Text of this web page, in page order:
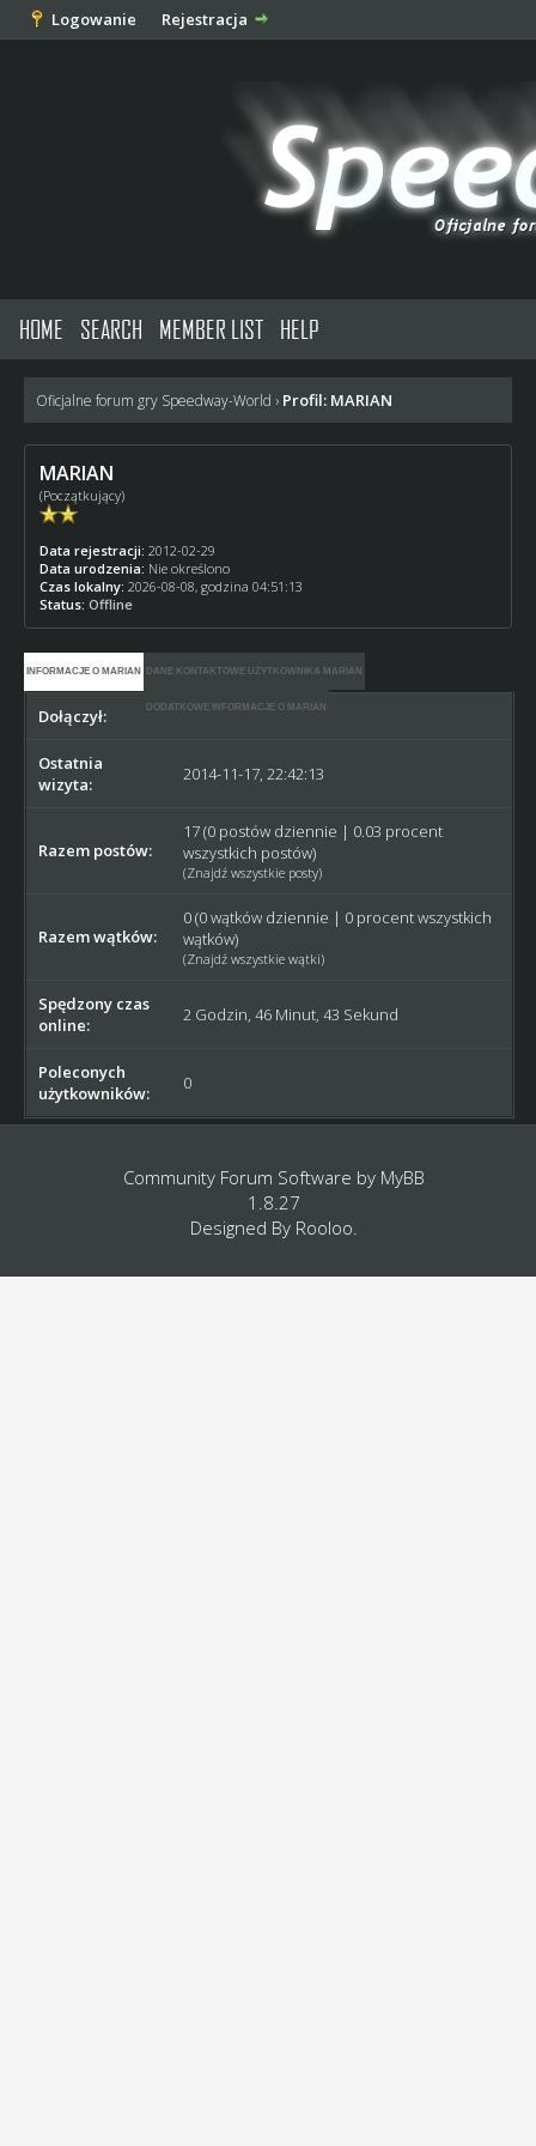
Logowanie Rejestracja
HOME SEARCH MEMBER LIST HELP
Oficjalne forum gry Speedway-World › Profil: MARIAN
MARIAN
(Początkujący)
Data rejestracji: 2012-02-29
Data urodzenia: Nie określono
Czas lokalny: 2026-08-08, godzina 04:51:13
Status: Offline
INFORMACJE O MARIAN DANE KONTAKTOWE UŻYTKOWNIKA MARIAN
DODATKOWE INFORMACJE O MARIAN
Dołączył: 2012-02-29
Ostatnia
wizyta:
2014-11-17, 22:42:13
Razem postów:
17 (0 postów dziennie | 0.03 procent
wszystkich postów)
(Znajdź wszystkie posty)
Razem wątków:
0 (0 wątków dziennie | 0 procent wszystkich
wątków)
(Znajdź wszystkie wątki)
Spędzony czas
online:
2 Godzin, 46 Minut, 43 Sekund
Poleconych
użytkowników:
0
Community Forum Software by MyBB
1.8.27
Designed By Rooloo.